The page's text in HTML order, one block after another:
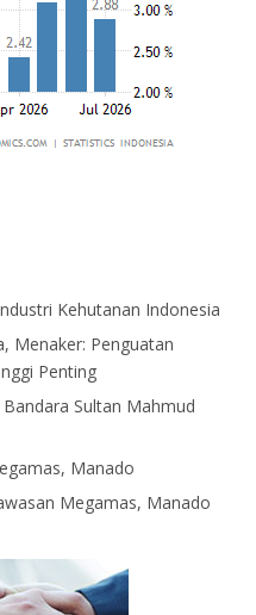
Kehutanan Indonesia
Menaker: Penguatan
Penting
Sultan Mahmud
Manado
Megamas, Manado